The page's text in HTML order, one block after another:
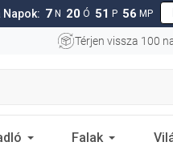
7 N 20 Ó 51 P 55 MP
Térjen vissza 100
Falak